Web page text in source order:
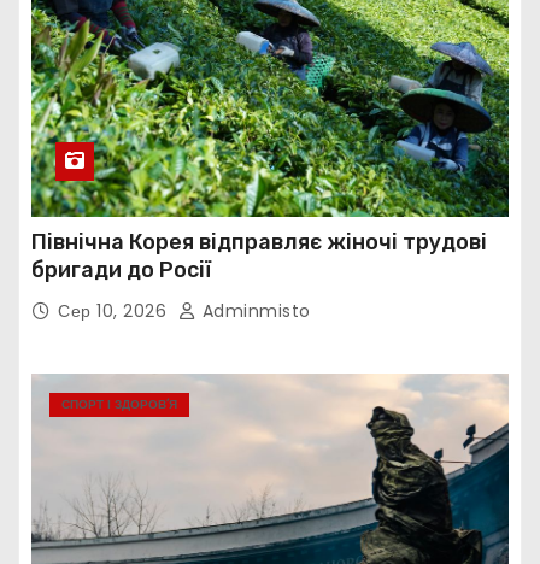
Північна Корея відправляє жіночі трудові
бригади до Росії
Сер 10, 2026 Adminmisto
СПОРТ І ЗДОРОВ’Я